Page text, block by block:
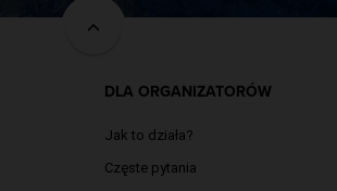
DLA ORGANIZATORÓW
Jak to działa?
Częste pytania